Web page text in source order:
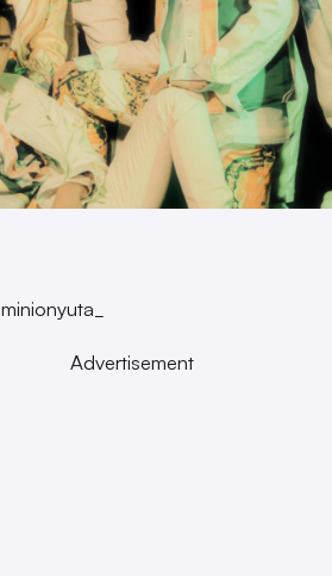
Advertisement